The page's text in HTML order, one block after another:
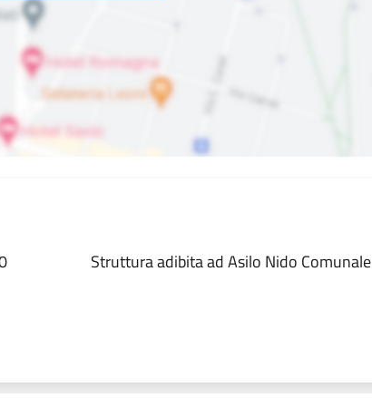
Struttura adibita ad Asilo Nido Comunale